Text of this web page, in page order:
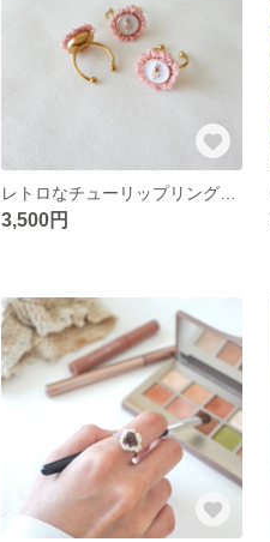
レトロなチューリップリング（ピンク）
3,500円